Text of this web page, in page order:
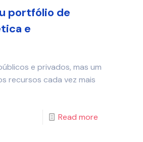
portfólio de
e
e privados, mas um
recursos cada vez mais
Read more